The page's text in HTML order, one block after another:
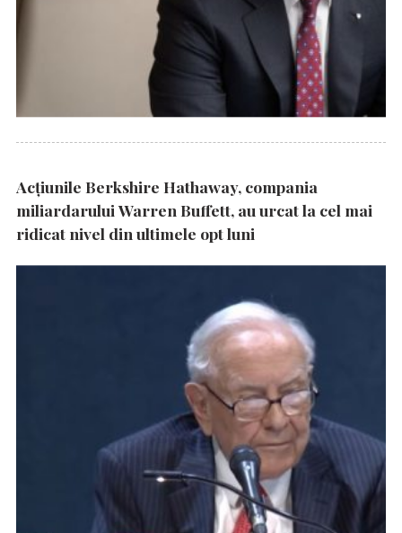
Acțiunile Berkshire Hathaway, compania
miliardarului Warren Buffett, au urcat la cel mai
ridicat nivel din ultimele opt luni